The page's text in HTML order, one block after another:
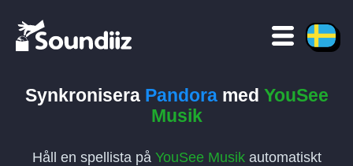
Synkronisera Pandoramed YouSee
Musik
Håll en spellista på YouSee Musikautomatiskt